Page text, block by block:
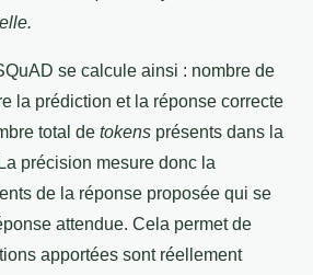
se calcule ainsi : nombre de
la prédiction et la réponse correcte
total de tokens présents dans la
précision mesure donc la
de la réponse proposée qui se
attendue. Cela permet de
apportées sont réellement